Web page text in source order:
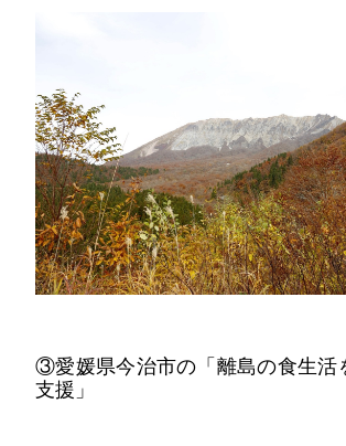
③愛媛県今治市の「離島の食生活
支援」